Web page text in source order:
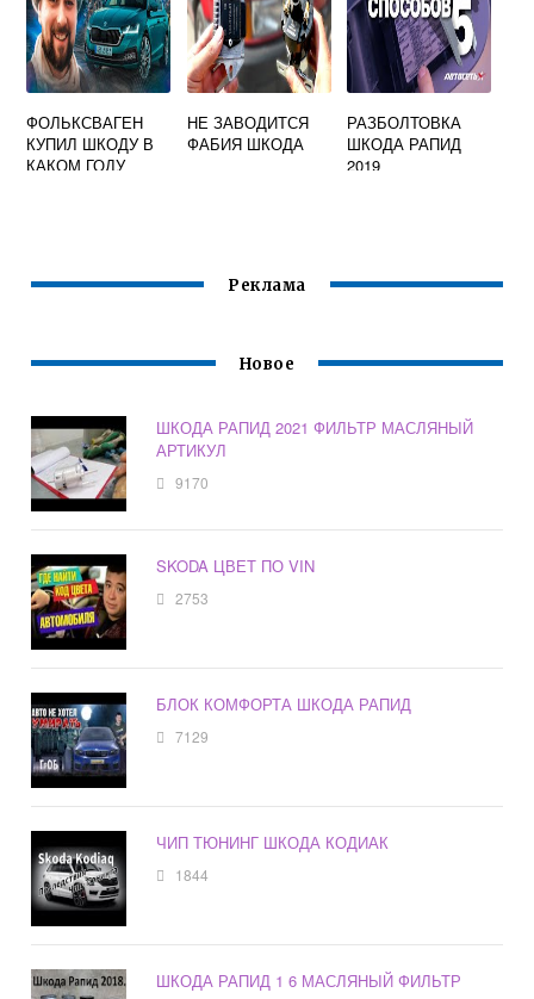
ФОЛЬКСВАГЕН
КУПИЛ ШКОДУ В
КАКОМ ГОДУ
НЕ ЗАВОДИТСЯ
ФАБИЯ ШКОДА
РАЗБОЛТОВКА
ШКОДА РАПИД
2019
Реклама
Новое
ШКОДА РАПИД 2021 ФИЛЬТР МАСЛЯНЫЙ
АРТИКУЛ
9170
SKODA ЦВЕТ ПО VIN
2753
БЛОК КОМФОРТА ШКОДА РАПИД
7129
ЧИП ТЮНИНГ ШКОДА КОДИАК
1844
ШКОДА РАПИД 1 6 МАСЛЯНЫЙ ФИЛЬТР